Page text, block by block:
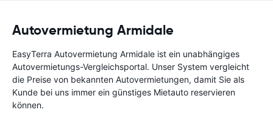
Autovermietung Armidale
EasyTerra Autovermietung Armidale ist ein unabhängiges
Autovermietungs-Vergleichsportal. Unser System vergleicht
die Preise von bekannten Autovermietungen, damit Sie als
Kunde bei uns immer ein günstiges Mietauto reservieren
können.